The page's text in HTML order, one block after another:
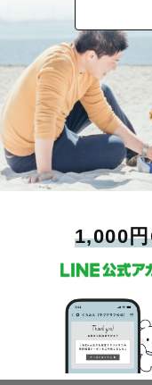
1,000